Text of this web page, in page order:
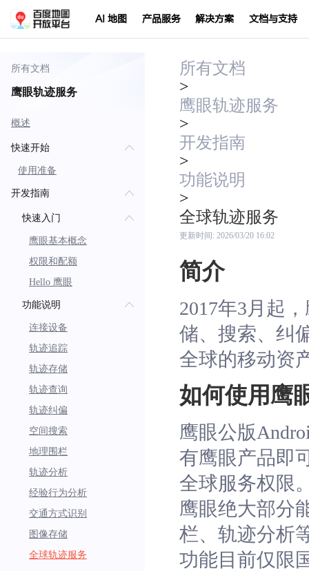
AI 地图 产品服务 解决方案 文档与支持
所有文档
鹰眼轨迹服务
概述
快速开始
使用准备
开发指南
快速入门
鹰眼基本概念
权限和配额
Hello 鹰眼
功能说明
连接设备
轨迹追踪
轨迹存储
轨迹查询
轨迹纠偏
空间搜索
地理围栏
轨迹分析
经验行为分析
交通方式识别
图像存储
全球轨迹服务
所有文档
>
鹰眼轨迹服务
>
开发指南
>
功能说明
>
全球轨迹服务
更新时间: 2026/03/20 16:02
简介
2017年3月起
储、搜索、纠
全球的移动资
如何使用鹰
鹰眼公版
有鹰眼产品即
全球服务权限
鹰眼绝大部分
栏、轨迹分析
功能目前仅限